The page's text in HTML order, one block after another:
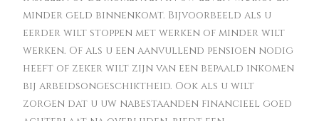
minder geld binnenkomt. Bijvoorbeeld als u
eerder wilt stoppen met werken of minder wilt
werken. Of als u een aanvullend pensioen nodig
heeft of zeker wilt zijn van een bepaald inkomen
bij arbeidsongeschiktheid. Ook als u wilt
zorgen dat u uw nabestaanden financieel goed